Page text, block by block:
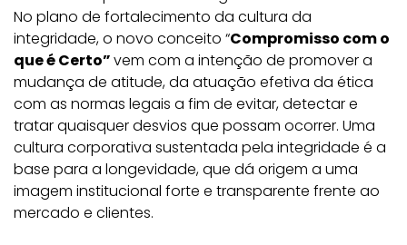
No plano de fortalecimento da cultura da
integridade, o novo conceito “Compromisso com o
que é Certo”vem com a intenção de promover a
mudança de atitude, da atuação efetiva da ética
com as normas legais a fim de evitar, detectar e
tratar quaisquer desvios que possam ocorrer. Uma
cultura corporativa sustentada pela integridade é a
base para a longevidade, que dá origem a uma
imagem institucional forte e transparente frente ao
mercado e clientes.